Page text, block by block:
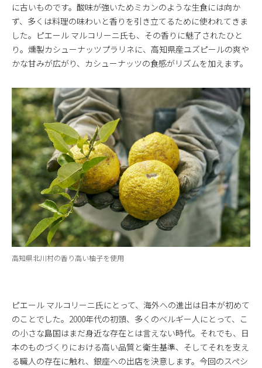
に古いものです。酸味が強いためミカンのような生食には向か
ず、多くは料理の味わいと香りを引き立てるために使われてきま
した。ピエール マルコリーニ氏も、その香りに魅了されたひと
り。燻製カシューナッツプラリネに、高知県産ユズピールの爽や
かな甘みが広がり、カシューナッツの食感がリズムを加えます。
高知県北川村の香り高い柚子を使用
ピエール マルコリーニ氏にとって、海外への進出は日本が初めて
のことでした。2000年代の初頭、多くのベルギー人にとって、こ
の小さな島国はまだ身近な存在とは言えない時代。それでも、日
本のものづくりにおける高い品質と衛生基準、そしてそれを支え
る職人の存在に触れ、銀座への出店を決意します。今回のスペシ